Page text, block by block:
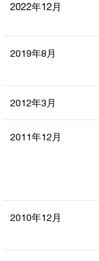
2022年12月
2019年8月
2012年3月
2011年12月
2010年12月